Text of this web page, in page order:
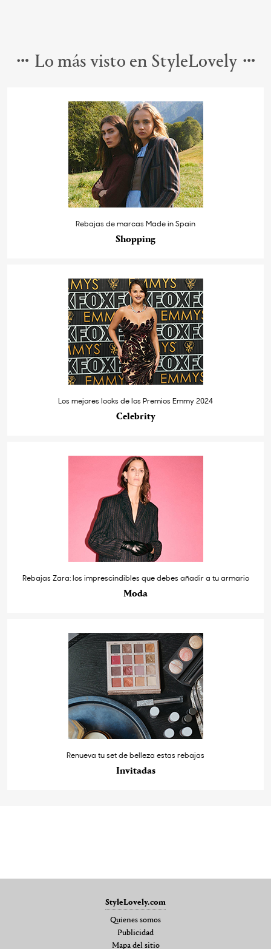
Lo más visto en StyleLovely
Rebajas de marcas Made in Spain
Shopping
Los mejores looks de los Premios Emmy 2024
Celebrity
Rebajas Zara: los imprescindibles que debes añadir a tu armario
Moda
Renueva tu set de belleza estas rebajas
Invitadas
StyleLovely.com
Quienes somos
Publicidad
Mapa del sitio